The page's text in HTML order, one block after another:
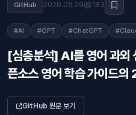
GitHub 2026.05.29 183
#AI #GPT #ChatGPT
[심층분석] AI를 영어 과외
픈소스 영어 학습 가이드
GitHub 원문 보기